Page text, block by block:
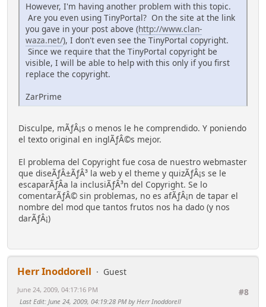
However, I'm having another problem with this topic.
Are you even using TinyPortal? On the site at the link
you gave in your post above (http://www.clan-
waza.net/), I don't even see the TinyPortal copyright.
Since we require that the TinyPortal copyright be
visible, I will be able to help with this only if you first
replace the copyright.
ZarPrime
Disculpe, mÃƒÂ¡s o menos le he comprendido. Y poniendo
el texto original en inglÃƒÂ©s mejor.
El problema del Copyright fue cosa de nuestro webmaster
que diseÃƒÂ±ÃƒÂ³ la web y el theme y quizÃƒÂ¡s se le
escaparÃƒÂ­a la inclusiÃƒÂ³n del Copyright. Se lo
comentarÃƒÂ© sin problemas, no es afÃƒÂ¡n de tapar el
nombre del mod que tantos frutos nos ha dado (y nos
darÃƒÂ¡)
Herr Inoddorell
Guest
#8
June 24, 2009, 04:17:16 PM
Last Edit: June 24, 2009, 04:19:28 PM by Herr Inoddorell